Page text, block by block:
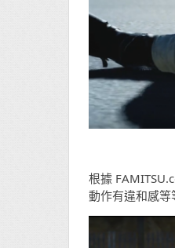
根據
動作有違和感等